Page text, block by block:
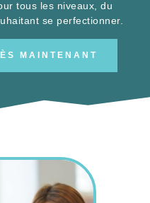
se perfectionner.